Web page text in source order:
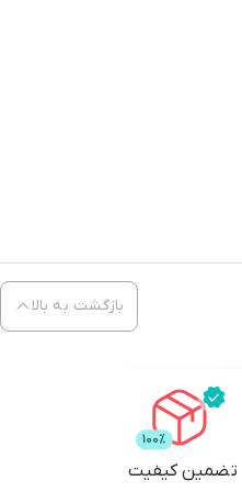
بازگشت به بالا
تضمین کیفیت